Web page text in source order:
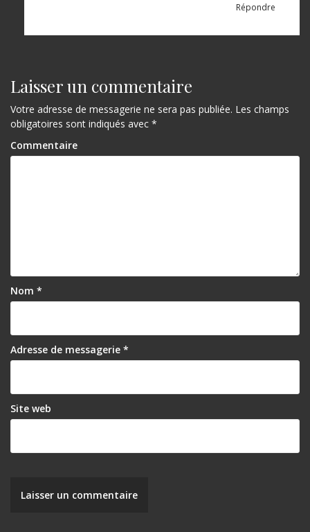
Répondre
Laisser un commentaire
Votre adresse de messagerie ne sera pas publiée. Les champs
obligatoires sont indiqués avec *
Commentaire
Nom *
Adresse de messagerie *
Site web